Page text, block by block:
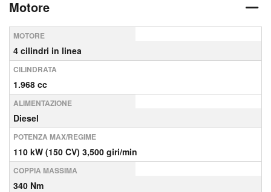
Motore
MOTORE
4 cilindri in linea
CILINDRATA
1.968 cc
ALIMENTAZIONE
Diesel
POTENZA MAX/REGIME
110 kW (150 CV) 3,500 giri/min
COPPIA MASSIMA
340 Nm